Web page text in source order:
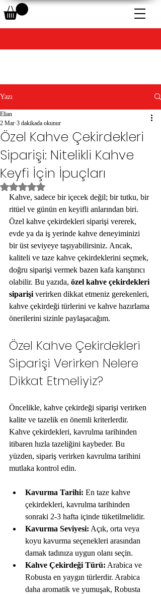
Yazı
Özel Kahve Çekirdekleri
Siparişi: Nitelikli Kahve
Keyfi İçin İpuçları
Elian
2 Mar 3 dakikada okunur
5 üzerinden NaN yıldız
Kahve, sadece bir içecek değil; bir tutku, bir
ritüel ve günün en keyifli anlarından biri.
Özel kahve çekirdekleri siparişi vererek,
evde ya da iş yerinde kahve deneyiminizi
bir üst seviyeye taşıyabilirsiniz. Ancak,
kaliteli ve taze kahve çekirdeklerini seçmek,
doğru siparişi vermek bazen kafa karıştırıcı
olabilir. Bu yazıda, özel kahve çekirdekleri
siparişi verirken dikkat etmeniz gerekenleri,
kahve çekirdeği türlerini ve kahve hazırlama
önerilerini sizinle paylaşacağım.
Özel Kahve Çekirdekleri
Siparişi Verirken Nelere
Dikkat Etmeliyiz?
Öncelikle, kahve çekirdeği siparişi verirken
kalite ve tazelik en önemli kriterlerdir.
Kahve çekirdekleri, kavrulma tarihinden
itibaren hızla tazeliğini kaybeder. Bu
yüzden, sipariş verirken kavrulma tarihini
mutlaka kontrol edin.
Kavurma Tarihi: En taze kahve
çekirdekleri, kavrulma tarihinden
sonraki 2-3 hafta içinde tüketilmelidir.
Kavurma Seviyesi: Açık, orta veya
koyu kavurma seçenekleri arasından
damak tadınıza uygun olanı seçin.
Kahve Çekirdeği Türü: Arabica ve
Robusta en yaygın türlerdir. Arabica
daha aromatik ve yumuşak, Robusta